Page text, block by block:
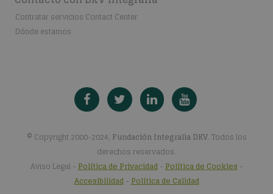
Contratar servicios Contact Center
Dónde estamos
© Copyright 2000-2024, Fundación Integralia DKV. Todos los
derechos reservados.
Aviso Legal- Política de Privacidad- Política de Cookies -
Accesibilidad- Política de Calidad